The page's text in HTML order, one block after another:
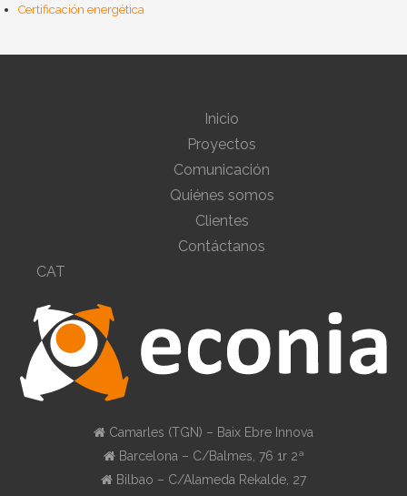
Certificación energética
Inicio
Proyectos
Comunicación
Quiénes somos
Clientes
Contáctanos
CAT
Camarles (TGN) – Baix Ebre Innova
Barcelona – C/Balmes, 76 1r 2ª
Bilbao – C/Alameda Rekalde, 27